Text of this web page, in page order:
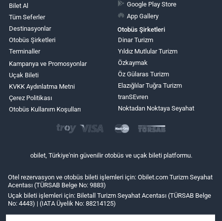
Bilet Al
Tüm Seferler
Destinasyonlar
Otobüs Şirketleri
Terminaller
Kampanya ve Promosyonlar
Uçak Bileti
KVKK Aydınlatma Metni
Çerez Politikası
Otobüs Kullanım Koşulları
Google Play Store
App Gallery
Otobüs Şirketleri
Dinar Turizm
Yıldız Mutlular Turizm
Özkaymak
Öz Gülaras Turizm
Elazığlılar Tuğra Turizm
tranSEvren
Noktadan Noktaya Seyahat
obilet, Türkiye'nin güvenilir otobüs ve uçak bileti platformu.
Otel rezervasyon ve otobüs bileti işlemleri için: Obilet.com Turizm Seyahat
Acentası (TÜRSAB Belge No: 9883)
Uçak bileti işlemleri için: Biletall Turizm Seyahat Acentası (TÜRSAB Belge
No: 4443) | (IATA Üyelik No: 88214125)